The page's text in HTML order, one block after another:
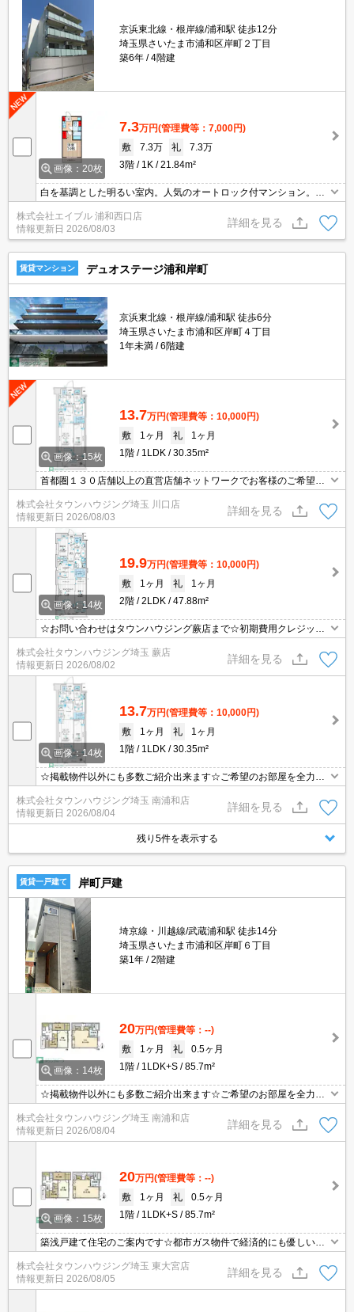
京浜東北線・根岸線/浦和駅 徒歩12分
埼玉県さいたま市浦和区岸町２丁目
築6年
4階建
画像：20枚
7.3万円(管理費等：7,000円)
敷
7.3万 礼
7.3万
3階
1K 21.84m²
白を基調とした明るい室内。人気のオートロック付マンション。エ
レベーター1基付き。クレジットカードで契約金払えます。先行契
約対応可能。詳細はお問い合わせください。
株式会社エイブル 浦和西口店
情報更新日 2026/08/03
詳細を見る
賃貸マンション デュオステージ浦和岸町
京浜東北線・根岸線/浦和駅 徒歩6分
埼玉県さいたま市浦和区岸町４丁目
1年未満
6階建
画像：15枚
13.7万円(管理費等：10,000円)
敷
1ヶ月 礼
1ヶ月
1階
1LDK 30.35m²
首都圏１３０店舗以上の直営店舗ネットワークでお客様のご希望に
合ったお部屋をお探しさせて頂きます☆賃貸市場に出ている情報を
まとめてご紹介☆何でもご相談下さい♪
株式会社タウンハウジング埼玉 川口店
情報更新日 2026/08/03
詳細を見る
画像：14枚
19.9万円(管理費等：10,000円)
敷
1ヶ月 礼
1ヶ月
2階
2LDK 47.88m²
☆お問い合わせはタウンハウジング蕨店まで☆初期費用クレジット
決済相談☆オンラインでの内見・契約もお気軽にご相談ください！
株式会社タウンハウジング埼玉 蕨店
情報更新日 2026/08/02
詳細を見る
画像：14枚
13.7万円(管理費等：10,000円)
敷
1ヶ月 礼
1ヶ月
1階
1LDK 30.35m²
☆掲載物件以外にも多数ご紹介出来ます☆ご希望のお部屋を全力で
お探しさせて頂きます♪
株式会社タウンハウジング埼玉 南浦和店
情報更新日 2026/08/04
詳細を見る
残り5件を表示する
賃貸一戸建て 岸町戸建
埼京線・川越線/武蔵浦和駅 徒歩14分
埼玉県さいたま市浦和区岸町６丁目
築1年
2階建
画像：14枚
20万円(管理費等：--)
敷
1ヶ月 礼
0.5ヶ月
1階
1LDK+S 85.7m²
☆掲載物件以外にも多数ご紹介出来ます☆ご希望のお部屋を全力で
お探しさせて頂きます♪
株式会社タウンハウジング埼玉 南浦和店
情報更新日 2026/08/04
詳細を見る
画像：15枚
20万円(管理費等：--)
敷
1ヶ月 礼
0.5ヶ月
1階
1LDK+S 85.7m²
築浅戸建て住宅のご案内です☆都市ガス物件で経済的にも優しい☆
スーパーとコンビニ 3駅徒歩圏内です！お問い合わせはタウンハ
ウジング東大宮店へ！！
株式会社タウンハウジング埼玉 東大宮店
情報更新日 2026/08/05
詳細を見る